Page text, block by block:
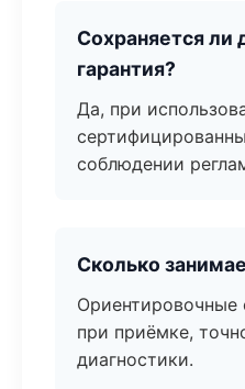
Сохраняется ли
гарантия?
Да, при
соблюдении
Сколько
при приёмке,
диагностики.